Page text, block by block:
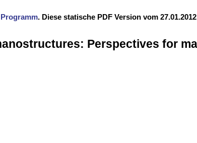
. Diese statische PDF Version vom
Perspectives for